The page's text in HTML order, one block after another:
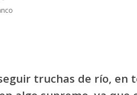
truchas de río, en